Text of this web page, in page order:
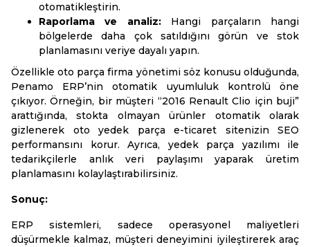
otomatikleştirin.
Raporlama ve analiz:Hangi parçaların hangi
bölgelerde daha çok satıldığını görün ve stok
planlamasını veriye dayalı yapın.
Özellikle oto parça firma yönetimi söz konusu olduğunda,
Penamo ERP’nin otomatik uyumluluk kontrolü öne
çıkıyor. Örneğin, bir müşteri “2016 Renault Clio için buji”
arattığında, stokta olmayan ürünler otomatik olarak
gizlenerek oto yedek parça e-ticaret sitenizin SEO
performansını korur. Ayrıca, yedek parça yazılımı ile
tedarikçilerle anlık veri paylaşımı yaparak üretim
planlamasını kolaylaştırabilirsiniz.
Sonuç:
ERP sistemleri, sadece operasyonel maliyetleri
düşürmekle kalmaz, müşteri deneyimini iyileştirerek araç